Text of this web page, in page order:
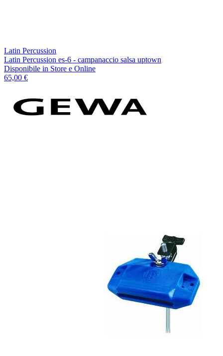
Latin Percussion
Latin Percussion es-6 - campanaccio salsa uptown
Disponibile in Store e Online
65,00 €